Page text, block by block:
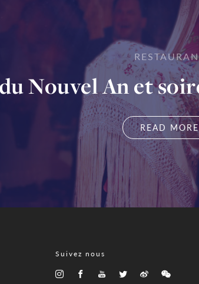
Nouvel An et
READ MORE
Suivez nous